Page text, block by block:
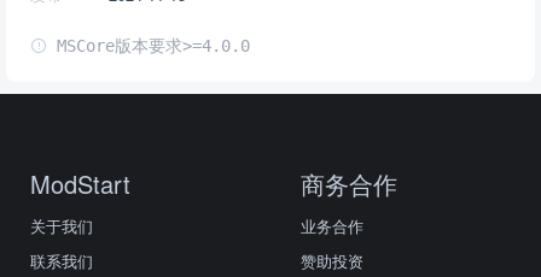
MSCore版本要求>=4.0.0
ModStart
关于我们
联系我们
商务合作
业务合作
赞助投资